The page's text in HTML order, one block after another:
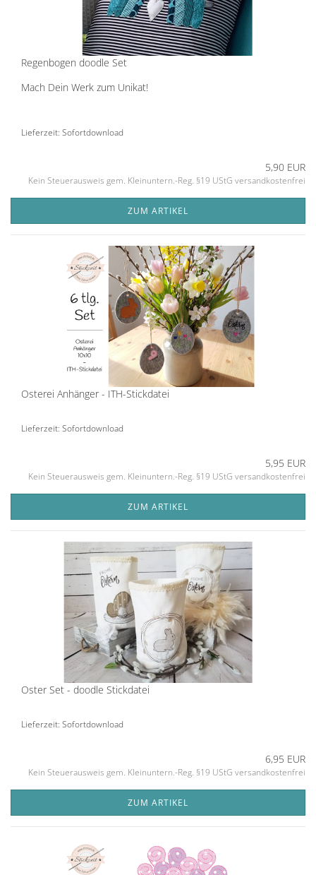
Regenbogen doodle Set
Mach Dein Werk zum Unikat!
Lieferzeit: Sofortdownload
5,90 EUR
Kein Steuerausweis gem. Kleinuntern.-Reg. §19 UStG versandkostenfrei
ZUM ARTIKEL
Osterei Anhänger - ITH-Stickdatei
Lieferzeit: Sofortdownload
5,95 EUR
Kein Steuerausweis gem. Kleinuntern.-Reg. §19 UStG versandkostenfrei
ZUM ARTIKEL
Oster Set - doodle Stickdatei
Lieferzeit: Sofortdownload
6,95 EUR
Kein Steuerausweis gem. Kleinuntern.-Reg. §19 UStG versandkostenfrei
ZUM ARTIKEL